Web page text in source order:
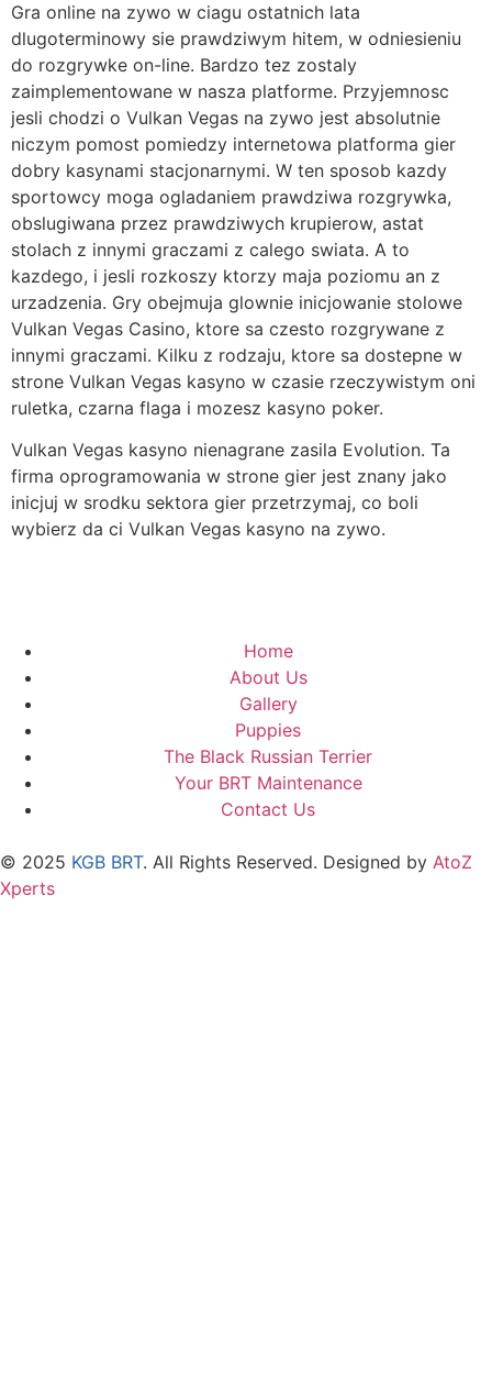
Gra online na zywo w ciagu ostatnich lata
dlugoterminowy sie prawdziwym hitem, w odniesieniu
do rozgrywke on-line. Bardzo tez zostaly
zaimplementowane w nasza platforme. Przyjemnosc
jesli chodzi o Vulkan Vegas na zywo jest absolutnie
niczym pomost pomiedzy internetowa platforma gier
dobry kasynami stacjonarnymi. W ten sposob kazdy
sportowcy moga ogladaniem prawdziwa rozgrywka,
obslugiwana przez prawdziwych krupierow, astat
stolach z innymi graczami z calego swiata. A to
kazdego, i jesli rozkoszy ktorzy maja poziomu an z
urzadzenia. Gry obejmuja glownie inicjowanie stolowe
Vulkan Vegas Casino, ktore sa czesto rozgrywane z
innymi graczami. Kilku z rodzaju, ktore sa dostepne w
strone Vulkan Vegas kasyno w czasie rzeczywistym oni
ruletka, czarna flaga i mozesz kasyno poker.
Vulkan Vegas kasyno nienagrane zasila Evolution. Ta
firma oprogramowania w strone gier jest znany jako
inicjuj w srodku sektora gier przetrzymaj, co boli
wybierz da ci Vulkan Vegas kasyno na zywo.
Home
About Us
Gallery
Puppies
The Black Russian Terrier
Your BRT Maintenance
Contact Us
© 2025 KGB BRT. All Rights Reserved. Designed by AtoZ
Xperts